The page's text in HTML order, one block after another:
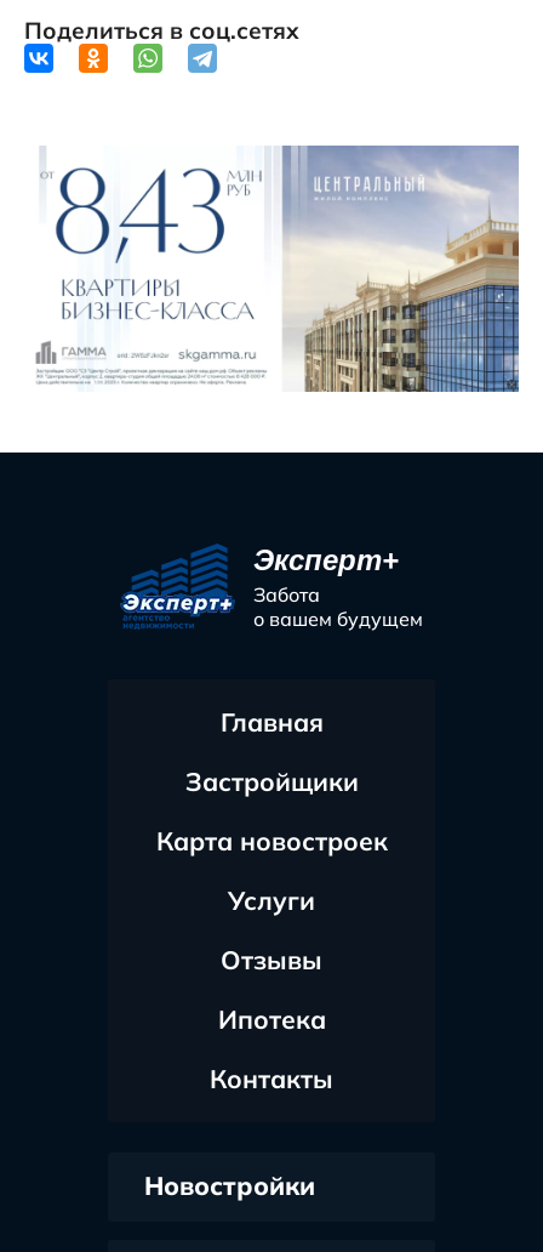
Поделиться в соц.сетях
Эксперт+
Забота
о вашем будущем
Главная
Застройщики
Карта новостроек
Услуги
Отзывы
Ипотека
Контакты
Новостройки